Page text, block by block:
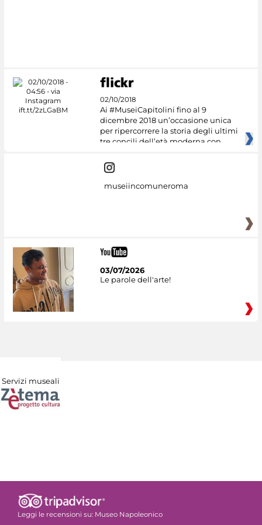
02/10/2018
Ai #MuseiCapitolini fino al 9
dicembre 2018 un’occasione unica
per ripercorrere la storia degli ultimi
tre concili dell’età moderna con
museiincomuneroma
03/07/2026
Le parole dell'arte!
Servizi museali
Leggi le recensioni su: Museo Napoleonico